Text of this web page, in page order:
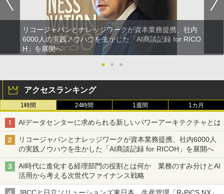
リコージャパンとナレッジワークが資本業務提携、社内
6000人の実践ノウハウを生かした「AI商談記録 for RICO
H」を展開へ
●
● ●
アクセスランキング
1時間 24時間 1週間 1カ月
AIデータセンターに求められる新しいパワーアーキテクチャとは
リコージャパンとナレッジワークが資本業務提携、社内6000人
の実践ノウハウを生かした「AI商談記録 for RICOH」を展開へ
AI時代に進化する経理部門の役割とは何か 業務のすみ分けとAI
活用から考える次世代ファイナンス戦略